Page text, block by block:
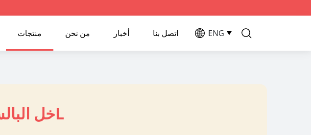
منتجات من نحن أخبار اتصل بنا ENG
خل البالساميك 1L